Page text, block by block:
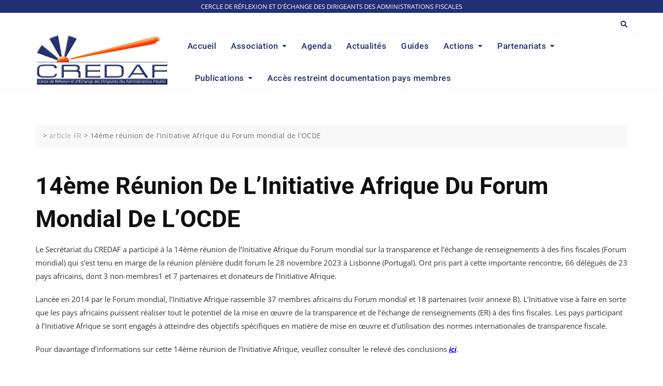
CERCLE DE RÉFLEXION ET D'ÉCHANGE DES DIRIGEANTS DES ADMINISTRATIONS FISCALES
Accueil Association Agenda Actualités Guides Actions Partenariats
Publications Accès restreint documentation pays membres
> article FR > 14ème réunion de l’Initiative Afrique du Forum mondial de l’OCDE
14ème Réunion De L’Initiative Afrique Du Forum
Mondial De L’OCDE
Le Secrétariat du CREDAF a participé à la 14ème réunion de l’Initiative Afrique du Forum mondial sur la transparence et l’échange de renseignements à des fins fiscales (Forum
mondial) qui s’est tenu en marge de la réunion plénière dudit forum le 28 novembre 2023 à Lisbonne (Portugal). Ont pris part à cette importante rencontre, 66 délégués de 23
pays africains, dont 3 non-membres1 et 7 partenaires et donateurs de l’Initiative Afrique.
Lancée en 2014 par le Forum mondial, l’Initiative Afrique rassemble 37 membres africains du Forum mondial et 18 partenaires (voir annexe B). L’Initiative vise à faire en sorte
que les pays africains puissent réaliser tout le potentiel de la mise en œuvre de la transparence et de l’échange de renseignements (ER) à des fins fiscales. Les pays participant
à l’Initiative Afrique se sont engagés à atteindre des objectifs spécifiques en matière de mise en œuvre et d’utilisation des normes internationales de transparence fiscale.
Pour davantage d’informations sur cette 14ème réunion de l’Initiative Afrique, veuillez consulter le relevé des conclusions ici.